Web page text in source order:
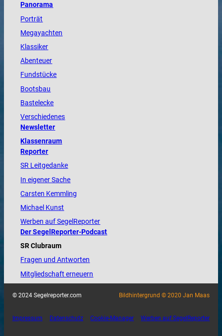
Panorama
Porträt
Megayachten
Klassiker
Abenteuer
Fundstücke
Bootsbau
Bastelecke
Verschiedenes
Newsletter
Klassenraum
Reporter
SR Leitgedanke
In eigener Sache
Carsten Kemmling
Michael Kunst
Werben auf SegelReporter
Der SegelReporter-Podcast
SR Clubraum
Fragen und Antworten
Mitgliedschaft erneuern
© 2024 Segelreporter.com Bildhintergrund © 2020 Jan Maas
Impressum Datenschutz Cookie-Manager Werben auf SegelReporter